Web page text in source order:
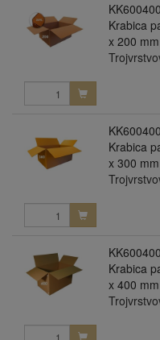
Krabica
x 200 mm
Krabica
x 300 mm
Krabica
x 400 mm